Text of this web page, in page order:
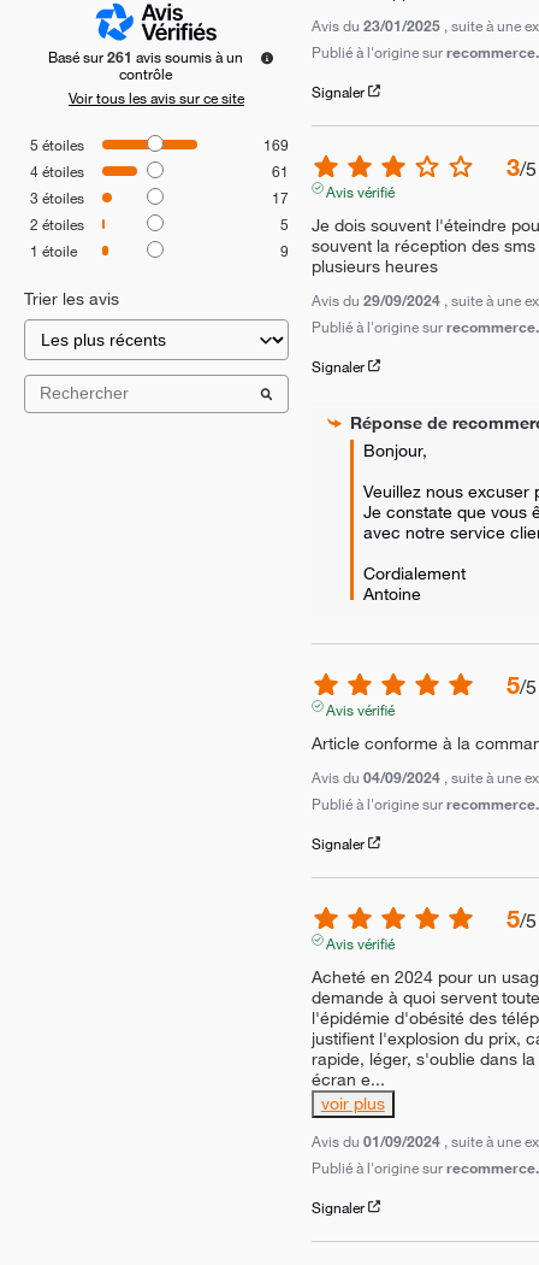
Basé sur261 avis soumis à un
contrôle
Voir tous les avis sur ce site
5 étoiles
169
4étoiles
61
3 étoiles
17
2 étoiles
5
1 étoile 9
Trier les avis
Avis du 23/01/2025 , suite à une
Publié à l'origine sur
Signaler
3/5
Avis vérifié
Je dois souvent l'éteindre
souvent la réception des
plusieurs heures
Avis du 29/09/2024 , suite à une
Publié à l'origine sur
Signaler
Réponse de
Bonjour,
Veuillez nous
Je constate que vous
avec notre service
Cordialement
Antoine
5/5
Avis vérifié
Article conforme à la
Avis du 04/09/2024 , suite à une
Publié à l'origine sur
Signaler
5/5
Avis vérifié
Acheté en 2024 pour un
demande à quoi servent
l'épidémie d'obésité des
justifient l'explosion du prix,
rapide, léger, s'oublie dans
écran e...
voir plus
Avis du 01/09/2024 , suite à une
Publié à l'origine sur
Signaler